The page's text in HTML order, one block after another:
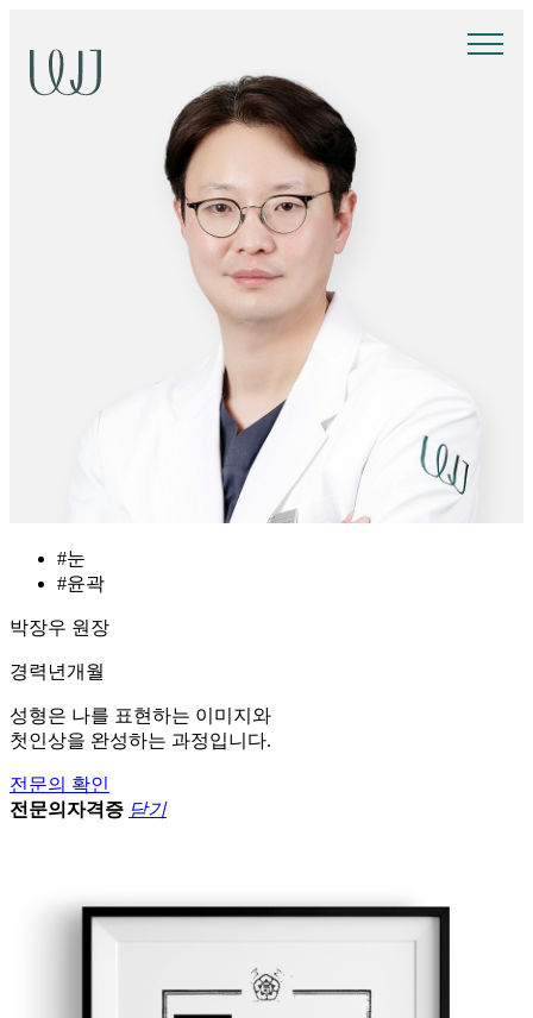
#눈
#윤곽
박장우 원장
경력 년개월
성형은 나를 표현하는 이미지와
첫인상을 완성하는 과정입니다.
전문의 확인
전문의자격증 닫기